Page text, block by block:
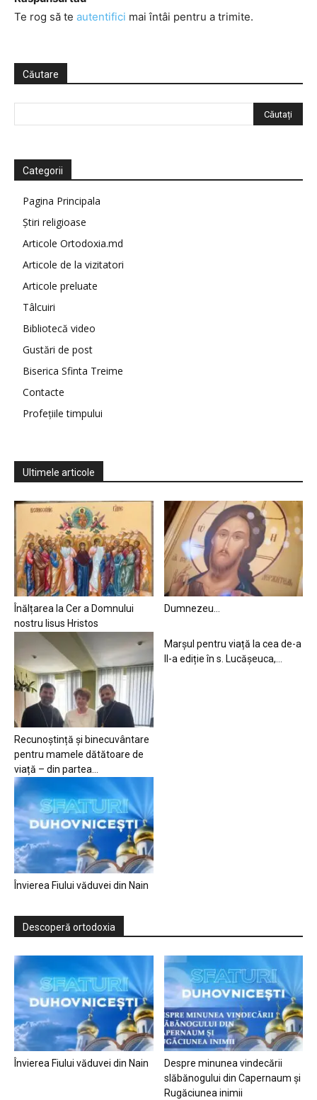
Te rog să te autentifici mai întâi pentru a trimite.
Căutare
Categorii
Pagina Principala
Știri religioase
Articole Ortodoxia.md
Articole de la vizitatori
Articole preluate
Tâlcuiri
Bibliotecă video
Gustări de post
Biserica Sfinta Treime
Contacte
Profețiile timpului
Ultimele articole
Înălțarea la Cer a Domnului
nostru Iisus Hristos
Dumnezeu…
Recunoștință și binecuvântare
pentru mamele dătătoare de
viață – din partea...
Marșul pentru viață la cea de-a
II-a ediție în s. Lucășeuca,...
Învierea Fiului văduvei din Nain
Descoperă ortodoxia
Învierea Fiului văduvei din Nain
Despre minunea vindecării
slăbănogului din Capernaum și
Rugăciunea inimii